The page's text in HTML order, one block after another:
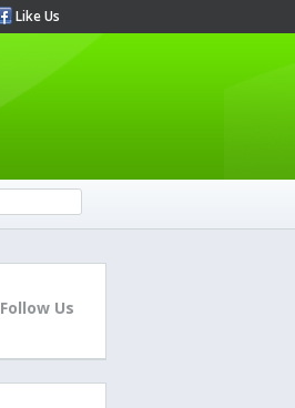
Like Us
Follow Us